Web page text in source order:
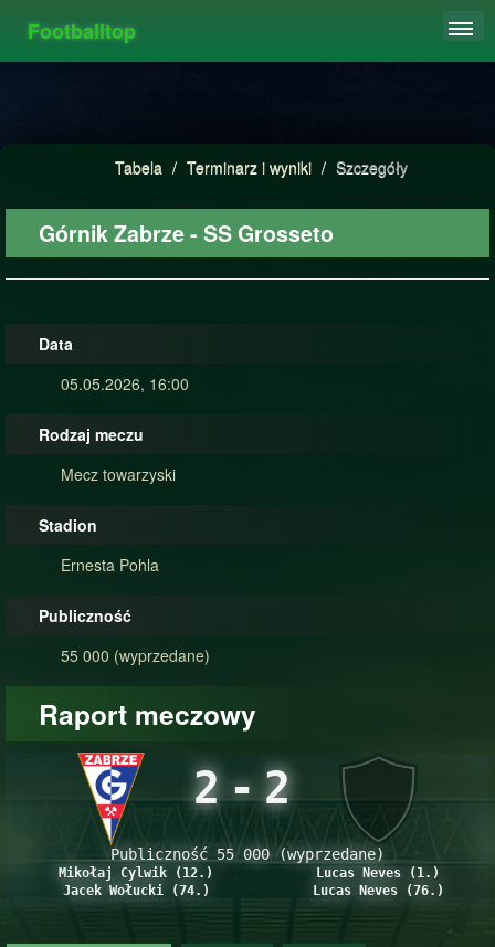
Footballtop
STATYSTYKI
Tabela / Terminarz i wyniki / Szczegóły
Górnik Zabrze - SS Grosseto
Data
05.05.2026, 16:00
Rodzaj meczu
Mecz towarzyski
Stadion
Ernesta Pohla
Publiczność
55 000 (wyprzedane)
Raport meczowy
2-2
Publiczność 55 000 (wyprzedane)
Mikołaj Cylwik (12.)
Jacek Wołucki (74.)
Lucas Neves (1.)
Lucas Neves (76.)